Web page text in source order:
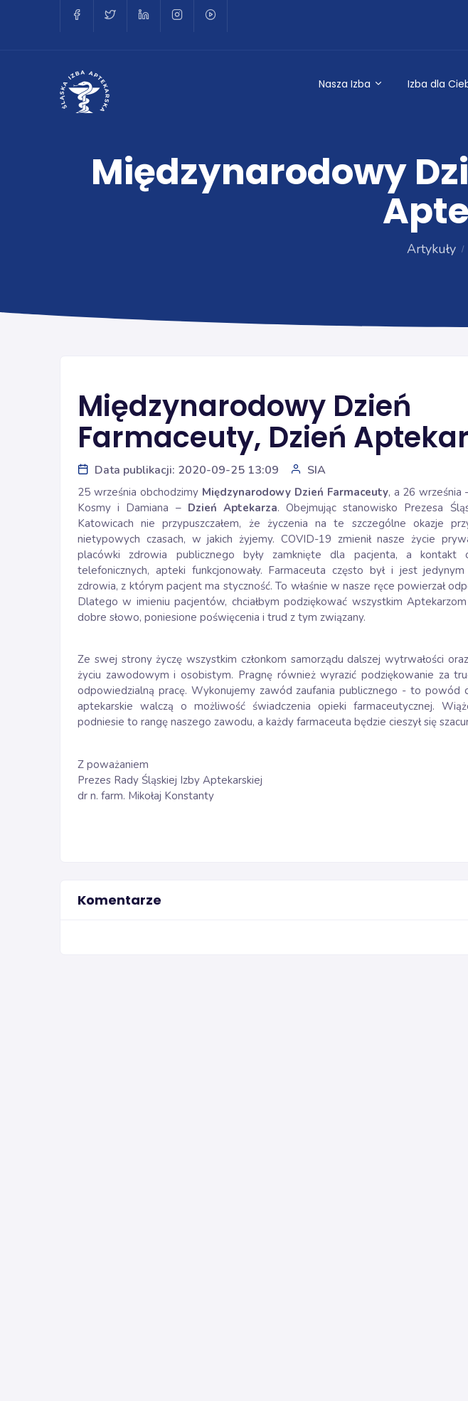
Nasza Izba Izba dla
Międzynarodowy
Artykuły
Międzynarodowy Dzień
Farmaceuty, Dzień
Data publikacji: 2020-09-25 13:09 SIA
25 września obchodzimy Międzynarodowy Dzień Farmaceuty, a 26 września
Kosmy i Damiana – Dzień Aptekarza. Obejmując stanowisko Prezesa
Katowicach nie przypuszczałem, że życzenia na te szczególne okazje
nietypowych czasach, w jakich żyjemy. COVID-19 zmienił nasze życie
placówki zdrowia publicznego były zamknięte dla pacjenta, a kontakt
telefonicznych, apteki funkcjonowały. Farmaceuta często był i jest
zdrowia, z którym pacjent ma styczność. To właśnie w nasze ręce powierzał
Dlatego w imieniu pacjentów, chciałbym podziękować wszystkim
dobre słowo, poniesione poświęcenia i trud z tym związany.
Ze swej strony życzę wszystkim członkom samorządu dalszej wytrwałości
życiu zawodowym i osobistym. Pragnę również wyrazić podziękowanie za
odpowiedzialną pracę. Wykonujemy zawód zaufania publicznego - to powód
aptekarskie walczą o możliwość świadczenia opieki farmaceutycznej.
podniesie to rangę naszego zawodu, a każdy farmaceuta będzie cieszył się
Z poważaniem
Prezes Rady Śląskiej Izby Aptekarskiej
dr n. farm. Mikołaj Konstanty
Komentarze